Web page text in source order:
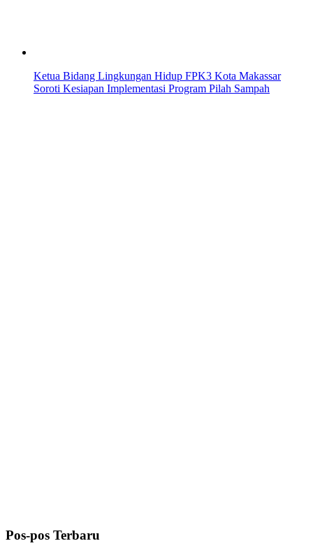
Ketua Bidang Lingkungan Hidup FPK3 Kota Makassar
Soroti Kesiapan Implementasi Program Pilah Sampah
Pos-pos Terbaru